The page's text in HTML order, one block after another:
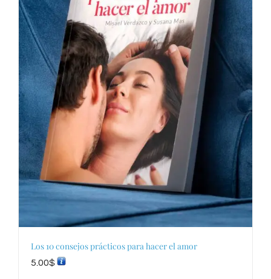
Los 10 consejos prácticos para hacer el amor
5.00$